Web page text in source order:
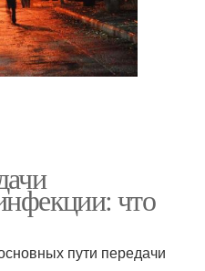
что
пути передачи